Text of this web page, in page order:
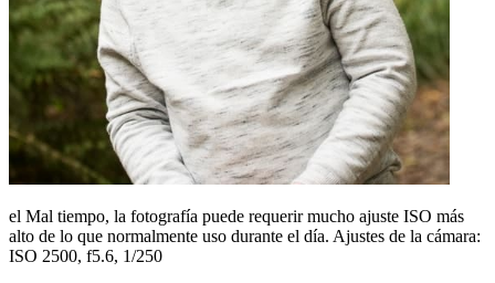
el Mal tiempo, la fotografía puede requerir mucho ajuste ISO más
alto de lo que normalmente uso durante el día. Ajustes de la cámara:
ISO 2500, f5.6, 1/250